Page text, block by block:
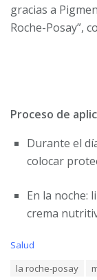
gracias a
Roche-Posay”,
Proceso de
Durante el
colocar
En la noche:
crema
C
Salud
la roche-posay